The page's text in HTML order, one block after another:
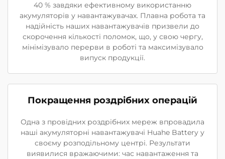
40 % завдяки ефективному використанню
акумуляторів у навантажувачах. Плавна робота та
надійність наших навантажувачів призвели до
скорочення кількості поломок, що, у свою чергу,
мінімізувало перерви в роботі та максимізувало
випуск продукції.
Покращення роздрібних операцій
Одна з провідних роздрібних мереж впровадила
наші акумуляторні навантажувачі Huahe Battery у
своєму розподільному центрі. Результати
виявилися вражаючими: час навантаження та